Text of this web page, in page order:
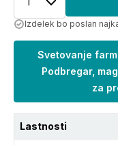
Izdelek bo poslan
Svetovanje
Podbregar,
za
Lastnosti